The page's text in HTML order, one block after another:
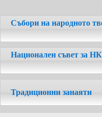
Събори на народното
Национален съвет за
Традиционни занаяти